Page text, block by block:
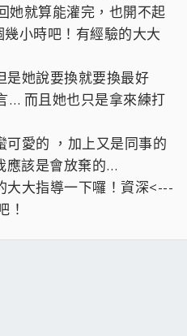
她就算能灌完，也開不起
小時吧！有經驗的大大
是她說要換就要換最好
… 而且她也只是拿來練打
可愛的 ，加上又是同事的
應該是會放棄的…
大大指導一下囉！資深<---
！